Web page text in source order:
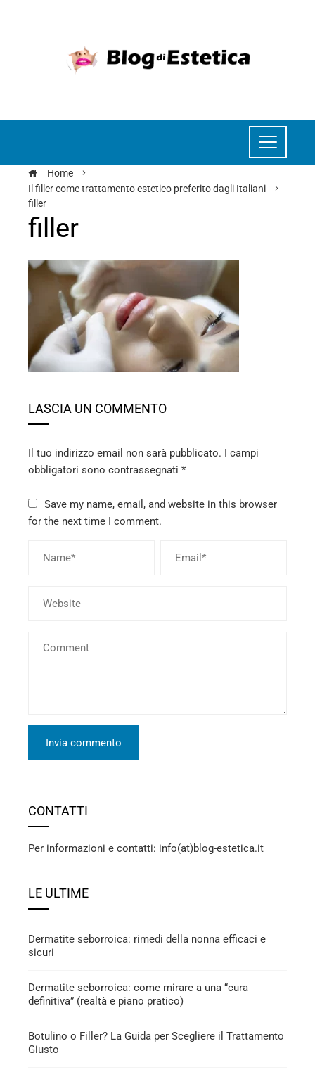
Home
Il filler come trattamento estetico preferito dagli Italiani
filler
filler
LASCIA UN COMMENTO
Il tuo indirizzo email non sarà pubblicato. I campi
obbligatori sono contrassegnati *
Save my name, email, and website in this browser
for the next time I comment.
CONTATTI
Per informazioni e contatti: info(at)blog-estetica.it
LE ULTIME
Dermatite seborroica: rimedi della nonna efficaci e
sicuri
Dermatite seborroica: come mirare a una “cura
definitiva” (realtà e piano pratico)
Botulino o Filler? La Guida per Scegliere il Trattamento
Giusto